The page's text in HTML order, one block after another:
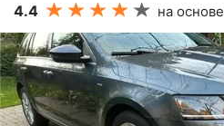
4.4 на основе